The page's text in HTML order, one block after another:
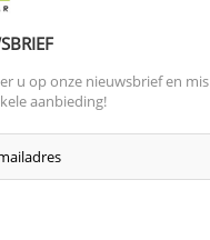
u op onze nieuwsbrief en mis
aanbieding!